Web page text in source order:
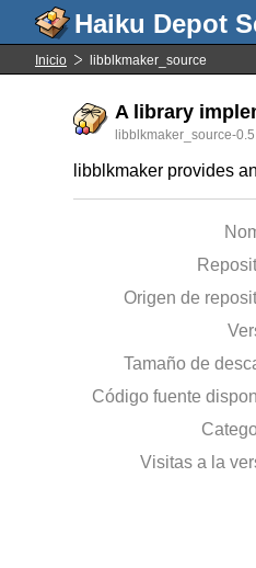
Inicio libblkmaker_source
A library
libblkmaker_source-
libblkmaker provides
Origen de
Tamaño de
Código fuente
Visitas a la